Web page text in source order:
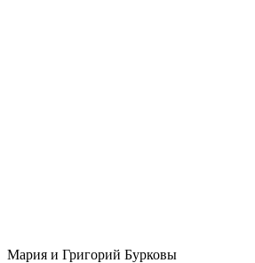
Мария и Григорий Бурковы